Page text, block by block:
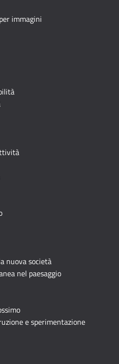
immagini
nuova società
nel paesaggio
e sperimentazione